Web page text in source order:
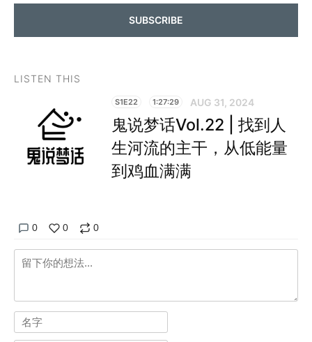
SUBSCRIBE
LISTEN THIS
S1E22 1:27:29 AUG 31, 2024
鬼说梦话Vol.22 | 找到人
生河流的主干，从低能量
到鸡血满满